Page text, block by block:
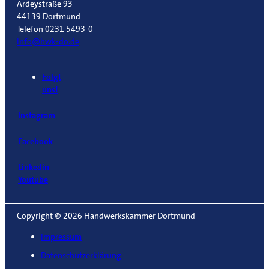
Ardeystraße 93
44139 Dortmund
Telefon 0231 5493-0
info@hwk-do.de
Folgt
uns!
Instagram
Facebook
Linkedin
Youtube
Copyright © 2026 Handwerkskammer Dortmund
Impressum
Datenschutzerklärung